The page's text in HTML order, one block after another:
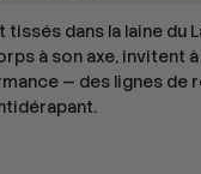
tissés dans la laine du
à son axe, invitent
— des lignes de